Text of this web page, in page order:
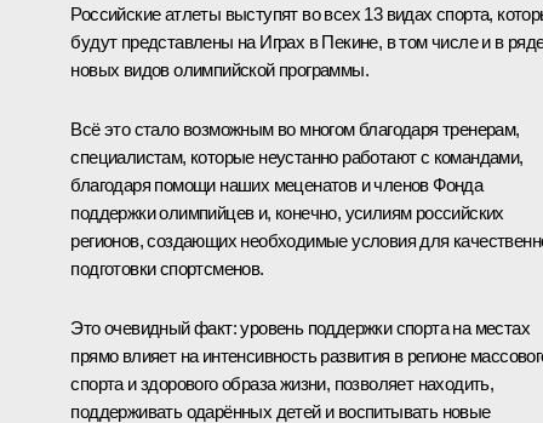
Российские атлеты выступят во всех 13 видах спорта,
будут представлены на Играх в Пекине, в том числе и в
новых видов олимпийской программы.
Всё это стало возможным во многом благодаря тренерам,
специалистам, которые неустанно работают с командами,
благодаря помощи наших меценатов и членов Фонда
поддержки олимпийцев и, конечно, усилиям российских
регионов, создающих необходимые условия для
подготовки спортсменов.
Это очевидный факт: уровень поддержки спорта на местах
прямо влияет на интенсивность развития в регионе
спорта и здорового образа жизни, позволяет находить,
поддерживать одарённых детей и воспитывать новые